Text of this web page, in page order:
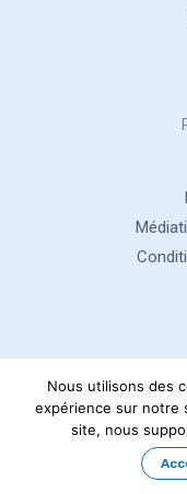
Site réalisé parHiceo
Nous utilisons des
expérience sur notre
site, nous